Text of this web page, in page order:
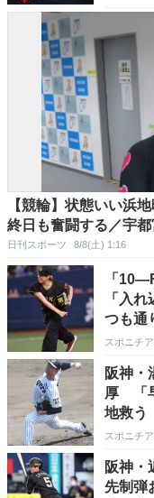
【競輪】状態いい浜
終日も奮闘する／宇
日刊スポーツ 8/8(土) 1:16
「
「入
つも通
スポニチ
阪神
厚 「
地救う
スポニチ
阪神
先制弾